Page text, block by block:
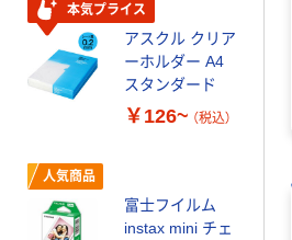
本気プライス
アスクル クリア
ーホルダー A4
スタンダード
￥126~ （税込）
人気商品
富士フイルム
instax mini チェ